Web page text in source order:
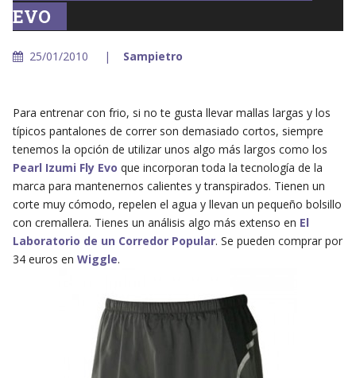
EVO
25/01/2010 Sampietro
Para entrenar con frio, si no te gusta llevar mallas largas y los
típicos pantalones de correr son demasiado cortos, siempre
tenemos la opción de utilizar unos algo más largos como los
Pearl Izumi Fly Evo que incorporan toda la tecnología de la
marca para mantenernos calientes y transpirados. Tienen un
corte muy cómodo, repelen el agua y llevan un pequeño bolsillo
con cremallera. Tienes un análisis algo más extenso en El
Laboratorio de un Corredor Popular. Se pueden comprar por
34 euros en Wiggle.